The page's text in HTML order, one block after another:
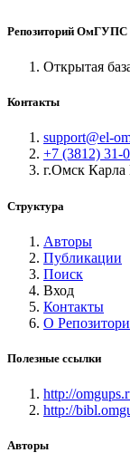
Репозиторий ОмГУПС
Открытая
Контакты
support@el-
+7 (3812) 31-
г.Омск Карла
Структура
Авторы
Публикации
Поиск
Вход
Контакты
О
Полезные ссылки
http://
http://
Авторы